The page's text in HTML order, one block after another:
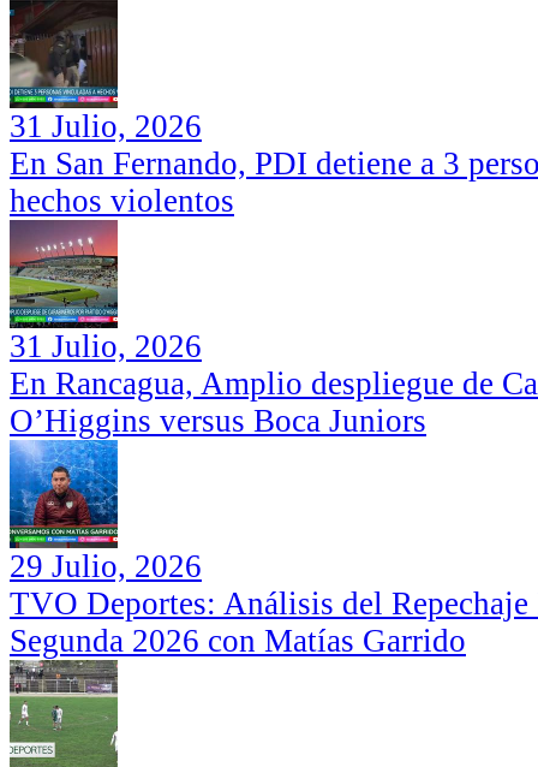
31 Julio, 2026
En San Fernando, PDI detiene a 3
hechos violentos
31 Julio, 2026
En Rancagua, Amplio despliegue de
O’Higgins versus Boca Juniors
29 Julio, 2026
TVO Deportes: Análisis del
Segunda 2026 con Matías Garrido